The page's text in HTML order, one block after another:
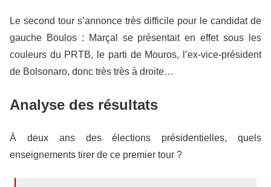
Le second tour s’annonce très difficile pour le candidat de
gauche Boulos : Marçal se présentait en effet sous les
couleurs du PRTB, le parti de Mouros, l’ex-vice-président
de Bolsonaro, donc très très à droite…
Analyse des résultats
À deux ans des élections présidentielles, quels
enseignements tirer de ce premier tour ?